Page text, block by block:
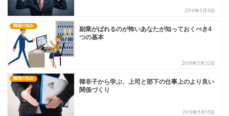
2018年3月9日
職場の悩み
副業がばれるのが怖いあなたが知っておくべき4
つの基本
2018年3月22日
職場の悩み
韓非子から学ぶ、上司と部下の仕事上のより良い
関係づくり
2018年3月13日